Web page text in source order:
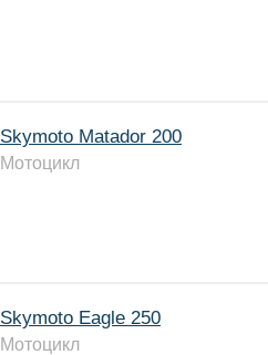
Skymoto Matador 200
Мотоцикл
Skymoto Eagle 250
Мотоцикл